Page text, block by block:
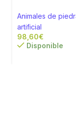
Animales de
artificial
€
Disponible